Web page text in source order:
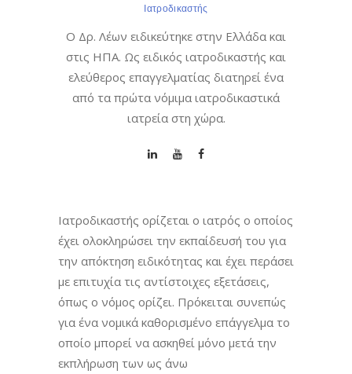
Ιατροδικαστής
Ο Δρ. Λέων ειδικεύτηκε στην Ελλάδα και
στις ΗΠΑ. Ως ειδικός ιατροδικαστής και
ελεύθερος επαγγελματίας διατηρεί ένα
από τα πρώτα νόμιμα ιατροδικαστικά
ιατρεία στη χώρα.
Ιατροδικαστής ορίζεται ο ιατρός ο οποίος
έχει ολοκληρώσει την εκπαίδευσή του για
την απόκτηση ειδικότητας και έχει περάσει
με επιτυχία τις αντίστοιχες εξετάσεις,
όπως ο νόμος ορίζει. Πρόκειται συνεπώς
για ένα νομικά καθορισμένο επάγγελμα το
οποίο μπορεί να ασκηθεί μόνο μετά την
εκπλήρωση των ως άνω